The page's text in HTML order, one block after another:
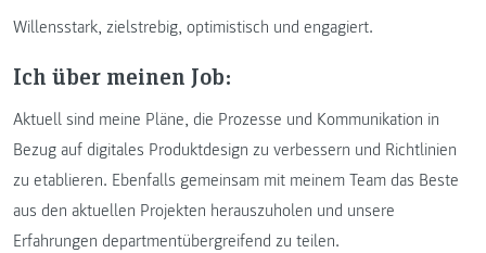
Willensstark, zielstrebig, optimistisch und engagiert.
Ich über meinen Job:
Aktuell sind meine Pläne, die Prozesse und Kommunikation in
Bezug auf digitales Produktdesign zu verbessern und Richtlinien
zu etablieren. Ebenfalls gemeinsam mit meinem Team das Beste
aus den aktuellen Projekten herauszuholen und unsere
Erfahrungen departmentübergreifend zu teilen.